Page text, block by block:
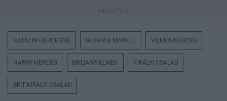
KATALIN HERCEGNÉ MEGHAN MARKLE VILMOS HERCEG
HARRY HERCEG BRILIANS-ELMEK KIRÁLYI CSALÁD
BRIT KIRÁLYI CSALÁD